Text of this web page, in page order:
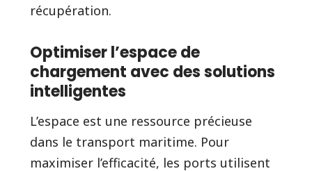
récupération.
Optimiser l’espace de
chargement avec des solutions
intelligentes
L’espace est une ressource précieuse
dans le transport maritime. Pour
maximiser l’efficacité, les ports utilisent